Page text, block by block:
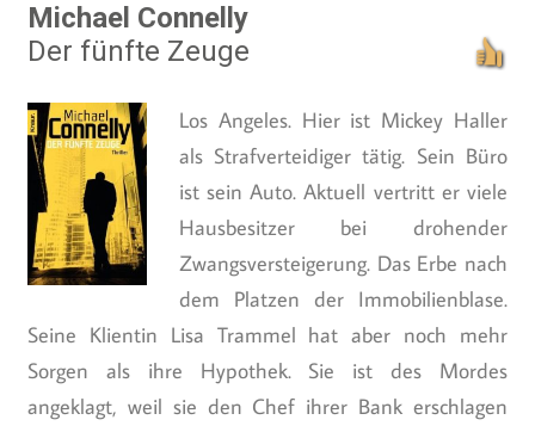
Michael Connelly
Der fünfte Zeuge
Los Angeles. Hier ist Mickey Haller
als Strafverteidiger tätig. Sein Büro
ist sein Auto. Aktuell vertritt er viele
Hausbesitzer bei drohender
Zwangsversteigerung. Das Erbe nach
dem Platzen der Immobilienblase.
Seine Klientin Lisa Trammel hat aber noch mehr
Sorgen als ihre Hypothek. Sie ist des Mordes
angeklagt, weil sie den Chef ihrer Bank erschlagen